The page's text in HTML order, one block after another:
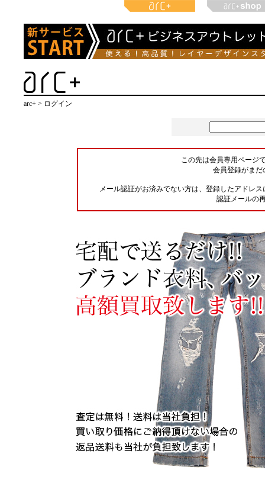
arc+ > ログイン
この先は会員専用ページ
会員登録がまだ
メール認証がお済みでない方は、登録したアドレ
認証メールの